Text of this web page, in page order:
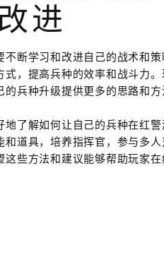
进
断学习和改进自己的战术和
，提高兵种的效率和战斗力
兵种升级提供更多的思路和方
了解如何让自己的兵种在红警
道具，培养指挥官，参与多
些方法和建议能够帮助玩家